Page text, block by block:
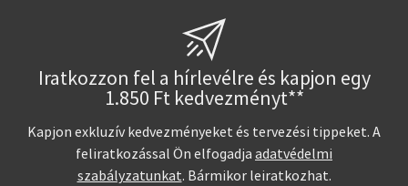
Iratkozzon fel a hírlevélre és kapjon egy
1.850 Ft kedvezményt**
Kapjon exkluzív kedvezményeket és tervezési tippeket. A
feliratkozással Ön elfogadja adatvédelmi
szabályzatunkat. Bármikor leiratkozhat.